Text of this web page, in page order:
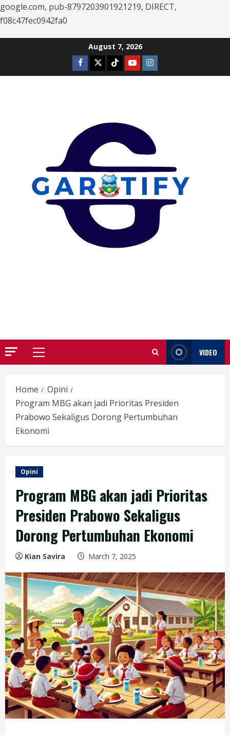
google.com, pub-8797203901921219, DIRECT,
f08c47fec0942fa0
August 7, 2026
Facebook
TwitterTiktokYoutubeInstagram
Primary
VIDEO
Home
Opini
Program MBG akan jadi Prioritas Presiden
Prabowo Sekaligus Dorong Pertumbuhan
Ekonomi
Opini
Program MBG akan jadi Prioritas
Presiden Prabowo Sekaligus
Dorong Pertumbuhan Ekonomi
Kian Savira March 7, 2025